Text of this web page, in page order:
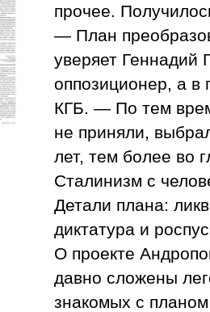
прочее.
— План
уверяет Геннадий
оппозиционер, а
КГБ. — По тем
не приняли,
лет, тем более во
Сталинизм с
Детали плана:
диктатура и
О проекте
давно сложены
знакомых с